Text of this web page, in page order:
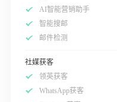
AI智能营销助手
智能搜邮
邮件检测
社媒获客
领英获客
WhatsApp获客